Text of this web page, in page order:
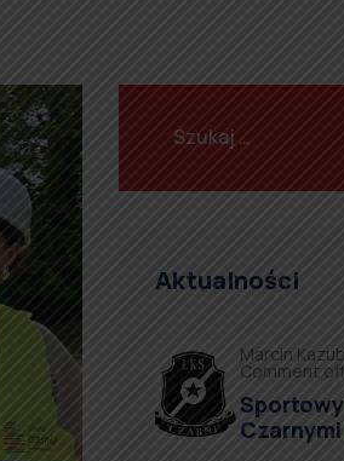
Aktualności
Marcin
Comment off